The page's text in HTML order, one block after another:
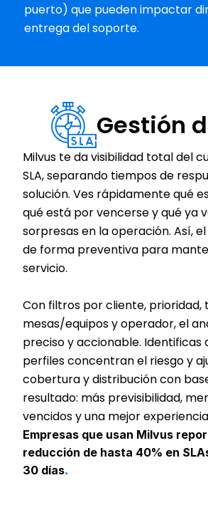
puerto) que pueden impactar
entrega del soporte.
Gestión
Milvus te da visibilidad total del
SLA, separando tiempos de
solución. Ves rápidamente qué
qué está por vencerse y qué ya
sorpresas en la operación. Así,
de forma preventiva para
servicio.
Con filtros por cliente, prioridad,
mesas/equipos y operador, el
preciso y accionable. Identificas
perfiles concentran el riesgo y
cobertura y distribución con
resultado: más previsibilidad,
vencidos y una mejor
Empresas que usan Milvus
reducción de hasta 40% en
30 días.